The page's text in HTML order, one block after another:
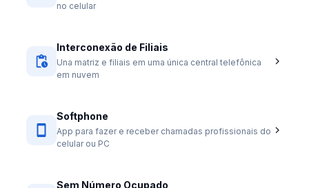
no celular
Interconexão de Filiais
Una matriz e filiais em uma única central telefônica
em nuvem
Softphone
App para fazer e receber chamadas profissionais do
celular ou PC
Sem Número Ocupado